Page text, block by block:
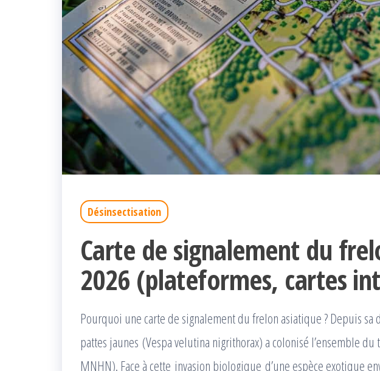
Désinsectisation
Carte de signalement du
2026 (plateformes, cartes
Pourquoi une carte de signalement du frelon asiatique ? Depuis
pattes jaunes (Vespa velutina nigrithorax) a colonisé l’ensemble
MNHN). Face à cette invasion biologique d’une espèce exotique